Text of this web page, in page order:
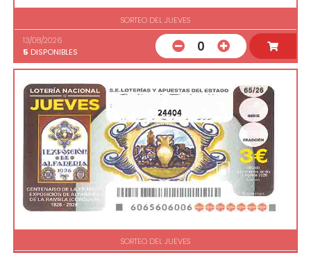
SORTEO DEL JUEVES
13/08/2026
5 DISPONIBLES 0
24404
SORTEO DEL JUEVES